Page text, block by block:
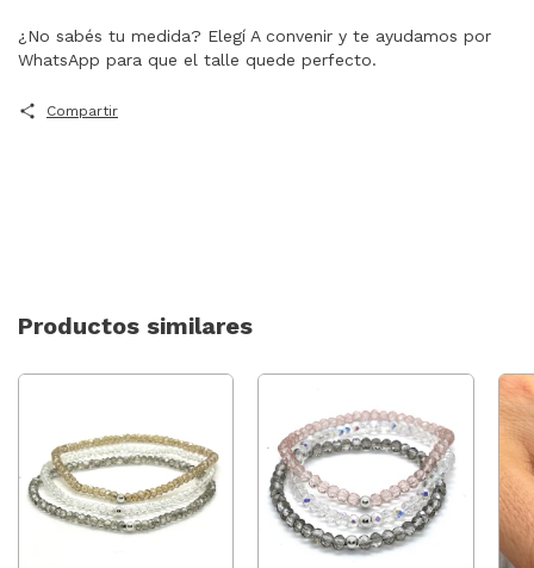
¿No sabés tu medida? Elegí A convenir y te ayudamos por
WhatsApp para que el talle quede perfecto.
Compartir
Productos similares